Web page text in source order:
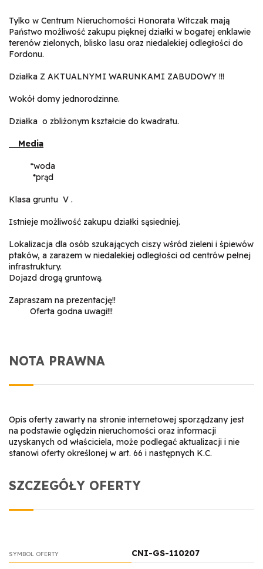
Tylko w Centrum Nieruchomości Honorata Witczak mają
Państwo możliwość zakupu pięknej działki w bogatej enklawie
terenów zielonych, blisko lasu oraz niedalekiej odległości do
Fordonu.
Działka Z AKTUALNYMI WARUNKAMI ZABUDOWY !!!
Wokół domy jednorodzinne.
Działka o zbliżonym kształcie do kwadratu.
Media
*woda
*prąd
Klasa gruntu V .
Istnieje możliwość zakupu działki sąsiedniej.
Lokalizacja dla osób szukających ciszy wśród zieleni i śpiewów
ptaków, a zarazem w niedalekiej odległości od centrów pełnej
infrastruktury.
Dojazd drogą gruntową.
Zapraszam na prezentację!!
Oferta godna uwagi!!!
NOTA PRAWNA
Opis oferty zawarty na stronie internetowej sporządzany jest
na podstawie oględzin nieruchomości oraz informacji
uzyskanych od właściciela, może podlegać aktualizacji i nie
stanowi oferty określonej w art. 66 i następnych K.C.
SZCZEGÓŁY OFERTY
SYMBOL OFERTY CNI-GS-110207